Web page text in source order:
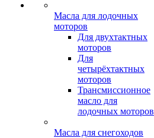
Масла для лодочных
моторов
Для двухтактных
моторов
Для
четырёхтактных
моторов
Трансмиссионное
масло для
лодочных моторов
Масла для снегоходов